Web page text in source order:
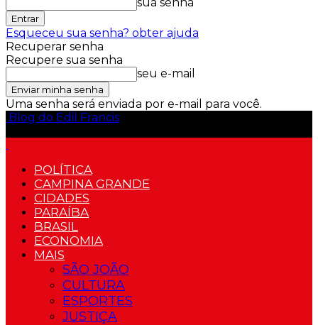
Esqueceu sua senha? obter ajuda
Recuperar senha
Recupere sua senha
seu e-mail
Uma senha será enviada por e-mail para você.
Blog do Edil Francis
POLÍTICA
CAMPINA GRANDE
CIDADES
PARAÍBA
BRASIL
ECONOMIA
MAIS
SÃO JOÃO
CULTURA
ESPORTES
JUSTIÇA